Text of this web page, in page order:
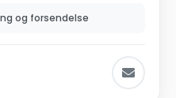
og forsendelse